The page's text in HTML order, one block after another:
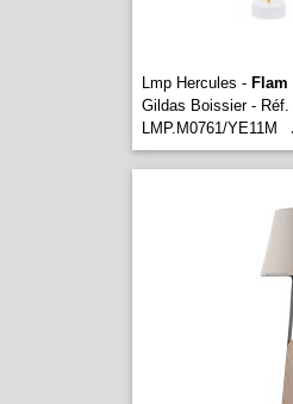
Lmp Hercules - Flam
Gildas Boissier - Réf.
LMP.M0761/YE11M